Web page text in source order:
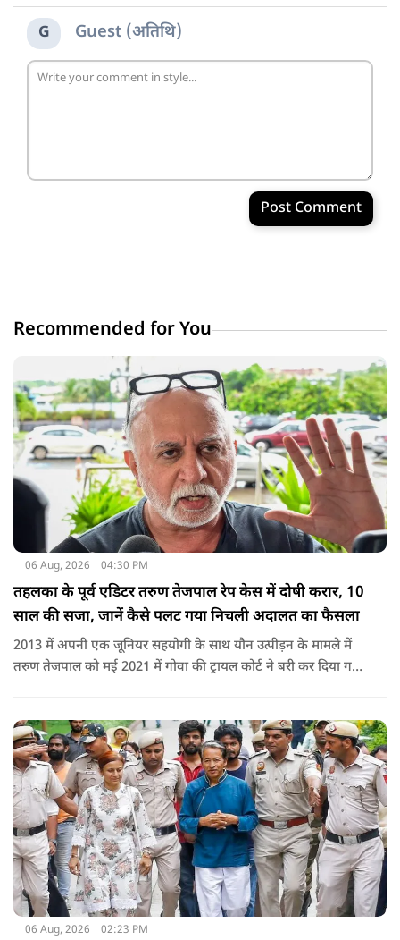
G Guest (अतिथि)
Post Comment
Recommended for You
06 Aug, 2026 04:30 PM
तहलका के पूर्व एडिटर तरुण तेजपाल रेप केस में दोषी करार, 10
साल की सजा, जानें कैसे पलट गया निचली अदालत का फैसला
2013 में अपनी एक जूनियर सहयोगी के साथ यौन उत्पीड़न के मामले में
तरुण तेजपाल को मई 2021 में गोवा की ट्रायल कोर्ट ने बरी कर दिया गया
06 Aug, 2026 02:23 PM